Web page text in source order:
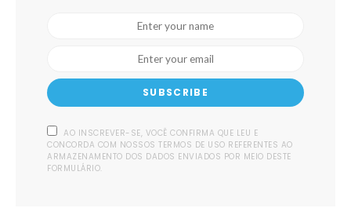
SUBSCRIBE
AO INSCREVER-SE, VOCÊ CONFIRMA QUE LEU E
CONCORDA COM NOSSOS TERMOS DE USO REFERENTES AO
ARMAZENAMENTO DOS DADOS ENVIADOS POR MEIO DESTE
FORMULÁRIO.